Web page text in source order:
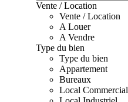
Vente / Location
Vente / Location
A Louer
A Vendre
Type du bien
Type du bien
Appartement
Bureaux
Local Commercial